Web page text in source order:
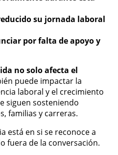
su jornada laboral
por falta de apoyo y
no solo afecta el
puede impactar la
laboral y el crecimiento
siguen sosteniendo
familias y carreras.
está en si se reconoce a
fuera de la conversación.